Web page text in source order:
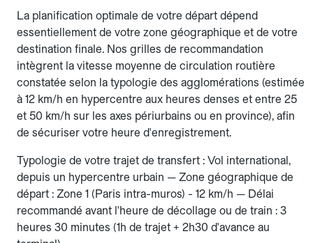
La planification optimale de votre départ dépend
essentiellement de votre zone géographique et de votre
destination finale. Nos grilles de recommandation
intègrent la vitesse moyenne de circulation routière
constatée selon la typologie des agglomérations (estimée
à 12 km/h en hypercentre aux heures denses et entre 25
et 50 km/h sur les axes périurbains ou en province), afin
de sécuriser votre heure d'enregistrement.
Typologie de votre trajet de transfert : Vol international,
depuis un hypercentre urbain — Zone géographique de
départ : Zone 1 (Paris intra-muros) - 12 km/h — Délai
recommandé avant l'heure de décollage ou de train : 3
heures 30 minutes (1h de trajet + 2h30 d'avance au